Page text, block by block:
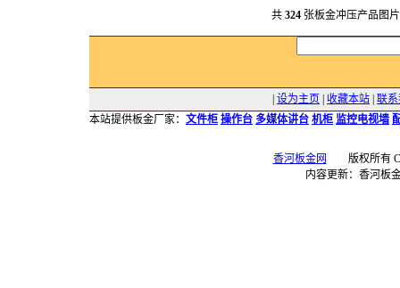
共 324 张板金冲压产品图
设为主页 收藏本站 联
本站提供板金厂家： 文件柜 操作台 多媒体讲台 机柜 监控电视墙
香河板金网
版权所有
内容更新：香河板